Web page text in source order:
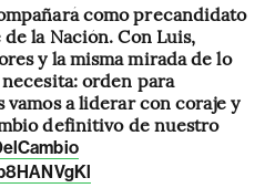
como precandidato
la Nación. Con Luis,
y la misma mirada de lo
orden para
vamos a liderar con coraje y
definitivo de nuestro